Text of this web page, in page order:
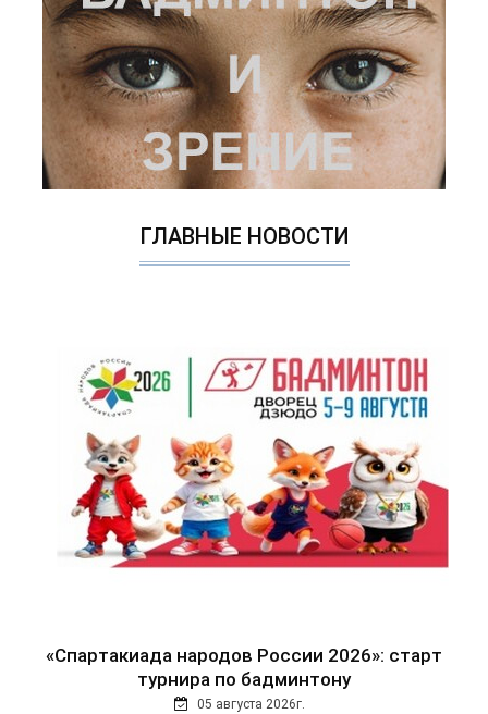
ГЛАВНЫЕ НОВОСТИ
«Спартакиада народов России 2026»: старт
турнира по бадминтону
05 августа 2026г.